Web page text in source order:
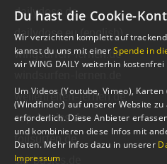
dailydose.de
dailydose.eu (english)
wingsurfen-lernen.de
wellenreiten-lernen.de
sup-basics.de
foilsurfen.de
ski-basics.de
Du hast die Cookie-
Wir verzichten komplett auf
kannst du uns mit einerSpende in
wir WING DAILY weiterhin
Um Videos (Youtube, Vimeo),
(Windfinder) auf unserer Website
erforderlich. Diese Anbieter
und kombinieren diese Infos mit
Daten. Mehr Infos dazu in unserer
Impressum